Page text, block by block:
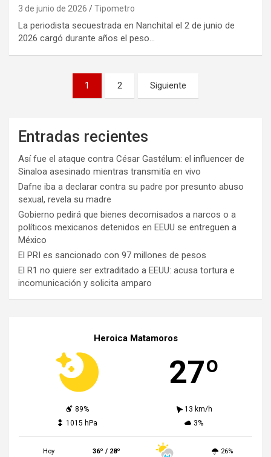
3 de junio de 2026 Tipometro
La periodista secuestrada en Nanchital el 2 de junio de
2026 cargó durante años el peso…
1 2 Siguiente
Entradas recientes
Así fue el ataque contra César Gastélum: el influencer de
Sinaloa asesinado mientras transmitía en vivo
Dafne iba a declarar contra su padre por presunto abuso
sexual, revela su madre
Gobierno pedirá que bienes decomisados a narcos o a
políticos mexicanos detenidos en EEUU se entreguen a
México
El PRI es sancionado con 97 millones de pesos
El R1 no quiere ser extraditado a EEUU: acusa tortura e
incomunicación y solicita amparo
Heroica Matamoros
27º
89%
13 km/h
1015 hPa
3%
Hoy 36º / 28º 26%